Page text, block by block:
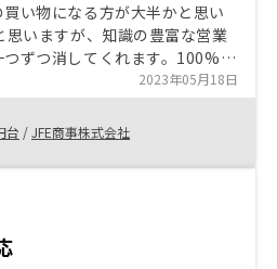
い物になる方が大半かと思い
思いますが、知識の豊富な営業
ずつ消してくれます。100%利
が、投資商品の一つとしては確
ます。Renosyはその手助けを
ーです。
2023年05月18日
台 /JFE商事株式会社